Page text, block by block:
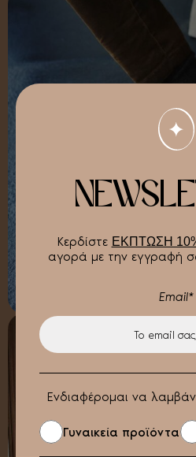
Κερδίστε ΕΚΠΤΩΣΗ
αγορά με την εγγραφή
Email*
Ενδιαφέρομαι να
Γυναικεία προϊόντα